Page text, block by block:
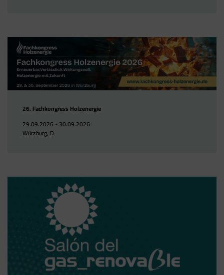
26. Fachkongress Holzenergie
29.09.2026 - 30.09.2026
Würzburg, D